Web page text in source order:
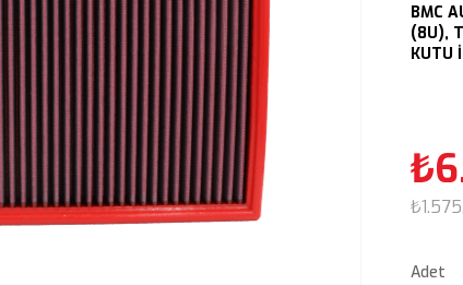
BMC
(8U),
KUTU
Adet